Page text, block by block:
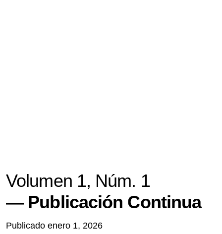
Volumen 1, Núm. 1
Publicación Continua
Publicado enero 1, 2026